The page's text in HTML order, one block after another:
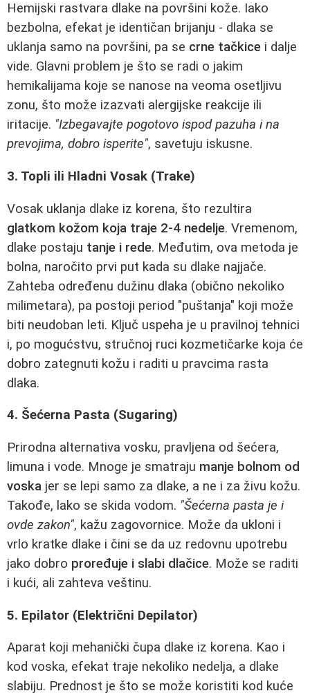
Hemijski rastvara dlake na površini kože. Iako
bezbolna, efekat je identičan brijanju - dlaka se
uklanja samo na površini, pa se crne tačkice i dalje
vide. Glavni problem je što se radi o jakim
hemikalijama koje se nanose na veoma osetljivu
zonu, što može izazvati alergijske reakcije ili
iritacije. "Izbegavajte pogotovo ispod pazuha i na
prevojima, dobro isperite", savetuju iskusne.
3. Topli ili Hladni Vosak (Trake)
Vosak uklanja dlake iz korena, što rezultira
glatkom kožom koja traje 2-4 nedelje. Vremenom,
dlake postaju tanje i rede. Međutim, ova metoda je
bolna, naročito prvi put kada su dlake najjače.
Zahteba određenu dužinu dlaka (obično nekoliko
milimetara), pa postoji period "puštanja" koji može
biti neudoban leti. Ključ uspeha je u pravilnoj tehnici
i, po mogućstvu, stručnoj ruci kozmetičarke koja će
dobro zategnuti kožu i raditi u pravcima rasta
dlaka.
4. Šećerna Pasta (Sugaring)
Prirodna alternativa vosku, pravljena od šećera,
limuna i vode. Mnoge je smatraju manje bolnom od
voska jer se lepi samo za dlake, a ne i za živu kožu.
Takođe, lako se skida vodom. "Šećerna pasta je i
ovde zakon", kažu zagovornice. Može da ukloni i
vrlo kratke dlake i čini se da uz redovnu upotrebu
jako dobro proređuje i slabi dlačice. Može se raditi
i kući, ali zahteva veštinu.
5. Epilator (Električni Depilator)
Aparat koji mehanički čupa dlake iz korena. Kao i
kod voska, efekat traje nekoliko nedelja, a dlake
slabiju. Prednost je što se može koristiti kod kuće